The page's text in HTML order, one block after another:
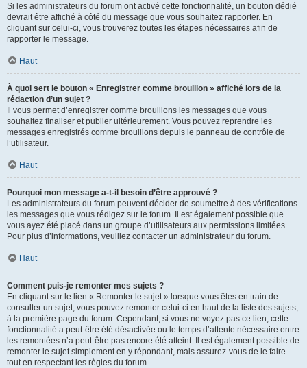
Si les administrateurs du forum ont activé cette fonctionnalité, un bouton dédié
devrait être affiché à côté du message que vous souhaitez rapporter. En
cliquant sur celui-ci, vous trouverez toutes les étapes nécessaires afin de
rapporter le message.
Haut
À quoi sert le bouton « Enregistrer comme brouillon » affiché lors de la
rédaction d’un sujet ?
Il vous permet d’enregistrer comme brouillons les messages que vous
souhaitez finaliser et publier ultérieurement. Vous pouvez reprendre les
messages enregistrés comme brouillons depuis le panneau de contrôle de
l’utilisateur.
Haut
Pourquoi mon message a-t-il besoin d’être approuvé ?
Les administrateurs du forum peuvent décider de soumettre à des vérifications
les messages que vous rédigez sur le forum. Il est également possible que
vous ayez été placé dans un groupe d’utilisateurs aux permissions limitées.
Pour plus d’informations, veuillez contacter un administrateur du forum.
Haut
Comment puis-je remonter mes sujets ?
En cliquant sur le lien « Remonter le sujet » lorsque vous êtes en train de
consulter un sujet, vous pouvez remonter celui-ci en haut de la liste des sujets,
à la première page du forum. Cependant, si vous ne voyez pas ce lien, cette
fonctionnalité a peut-être été désactivée ou le temps d’attente nécessaire entre
les remontées n’a peut-être pas encore été atteint. Il est également possible de
remonter le sujet simplement en y répondant, mais assurez-vous de le faire
tout en respectant les règles du forum.